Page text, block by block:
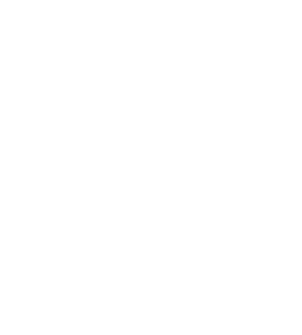
Opération «
les États-Unis